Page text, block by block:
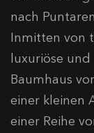
nach
Inmitten von
luxuriöse
Baumhaus
einer kleinen
einer Reihe